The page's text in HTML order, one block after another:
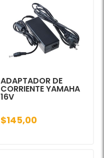
ADAPTADOR DE
CORRIENTE YAMAHA
16V
$145,00